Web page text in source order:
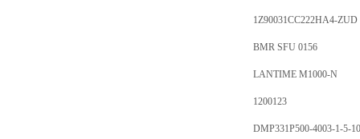
1Z90031CC222HA4-ZUD
BMR SFU 0156
LANTIME M1000-N
1200123
DMP331P500-4003-1-5-